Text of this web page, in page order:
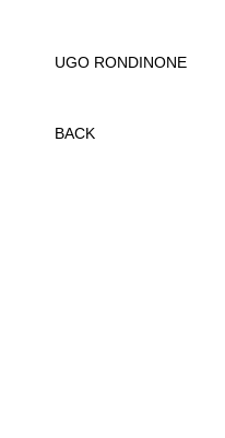
UGO RONDINONE
BACK